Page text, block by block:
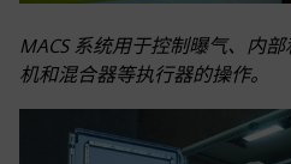
MACS 系统用于控制曝气、内
机和混合器等执行器的操作。